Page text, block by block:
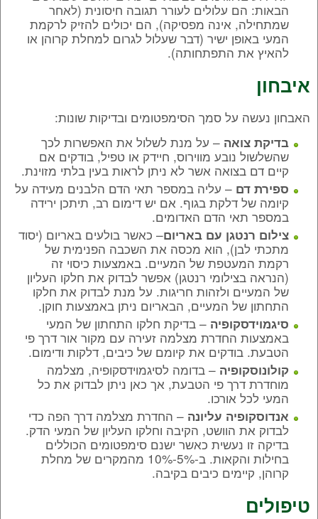
הבאות: הם עלולים לעורר תגובה חיסונית (לאחר
שמתחילה, אינה מפסיקה), הם יכולים להזיק לרקמת
המעי באופן ישיר (דבר שעלול לגרום למחלת קרוהן או
להאיץ את התפתחותה).
איבחון
האבחון נעשה על סמך הסימפטומים ובדיקות שונות:
בדיקת צואה – על מנת לשלול את האפשרות לכך
שהשלשול נובע מווירוס, חיידק או טפיל, בודקים אם
קיים דם בצואה אשר לא ניתן לראות בעין בלתי מזוינת.
ספירת דם – עליה במספר תאי הדם הלבנים מעידה על
קיומה של דלקת בגוף. אם יש דימום רב, תיתכן ירידה
במספר תאי הדם האדומים.
צילום רנטגן עם באריום– כאשר בולעים באריום (יסוד
מתכתי לבן), הוא מכסה את השכבה הפנימית של
רקמת המעטפת של המעיים. באמצעות כיסוי זה
(הנראה בצילומי רנטגן) אפשר לבדוק את חלקו העליון
של המעיים ולזהות חריגות. על מנת לבדוק את חלקו
התחתון של המעיים, הבאריום ניתן באמצעות חוקן.
סיגמוידסקופיה – בדיקת חלקו התחתון של המעי
באמצעות החדרת מצלמה זעירה עם מקור אור דרך פי
הטבעת. בודקים את קיומם של כיבים, דלקות ודימום.
קולונוסקופיה – בדומה לסיגמוידסקופיה, מצלמה
מוחדרת דרך פי הטבעת, אך כאן ניתן לבדוק את כל
המעי לכל אורכו.
אנדוסקופיה עליונה – החדרת מצלמה דרך הפה כדי
לבדוק את הוושט, הקיבה וחלקו העליון של המעי הדק.
בדיקה זו נעשית כאשר ישנם סימפטומים הכוללים
בחילות והקאות. ב-5%-10% מהמקרים של מחלת
קרוהן, קיימים כיבים בקיבה.
טיפולים